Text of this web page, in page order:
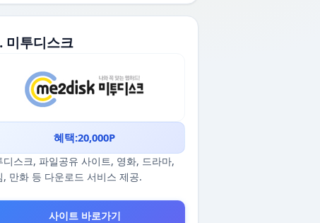
미투디스크
혜택:20,000P
디스크, 파일공유 사이트, 영화, 드라마,
, 만화 등 다운로드 서비스 제공.
사이트 바로가기